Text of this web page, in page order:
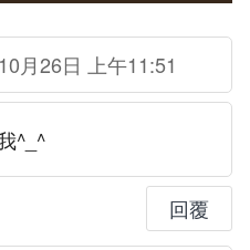
月26日 上午11:51
^_^
回覆